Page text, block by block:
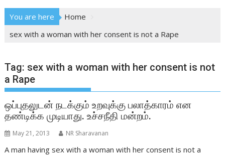
You are here
Home
sex with a woman with her consent is not a Rape
Tag: sex with a woman with her consent is not
a Rape
ஒப்புதலுடன் நடக்கும் உறவுக்கு பலாத்காரம் என
தண்டிக்க முடியாது. உச்சநீதி மன்றம்.
May 21, 2013 NR Sharavanan
A man having sex with a woman with her consent is not a